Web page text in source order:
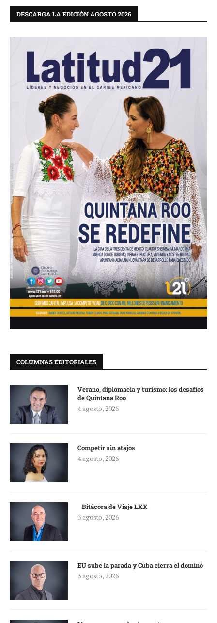
DESCARGA LA EDICIÓN AGOSTO 2026
COLUMNAS EDITORIALES
Verano, diplomacia y turismo: los desafíos
de Quintana Roo
4 agosto, 2026
Competir sin atajos
4 agosto, 2026
Bitácora de Viaje LXX
3 agosto, 2026
EU sube la parada y Cuba cierra el dominó
3 agosto, 2026